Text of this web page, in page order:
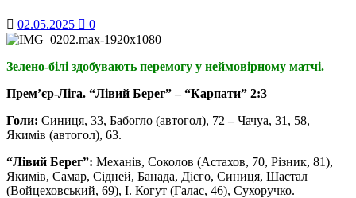
02.05.2025 0
Зелено-білі здобувають перемогу у неймовірному матчі.
Прем’єр-Ліга. “Лівий Берег” – “Карпати” 2:3
Голи: Синиця, 33, Бабогло (автогол), 72–Чачуа, 31, 58,
Якимів (автогол), 63.
“Лівий Берег”: Механів, Соколов (Астахов, 70, Різник, 81),
Якимів, Самар, Сідней, Банада, Дієго, Синиця, Шастал
(Войцеховський, 69), І. Когут (Галас, 46), Сухоручко.